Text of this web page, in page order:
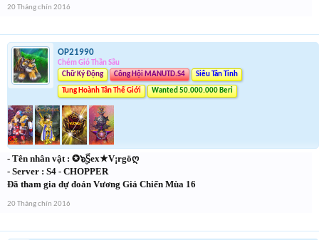
20 Tháng chín 2016
OP21990
Chém Gió Thần Sầu
Chữ Ký Động
Công Hội MANUTD.S4 Siêu Tân Tinh
Tung Hoành Tân Thế Giới Wanted 50.000.000 Beri
- Tên nhân vật : ✪๖ۣۜSex★V¡rgöღ
- Server : S4 - CHOPPER
Đã tham gia dự đoán Vương Giả Chiến Mùa 16
20 Tháng chín 2016